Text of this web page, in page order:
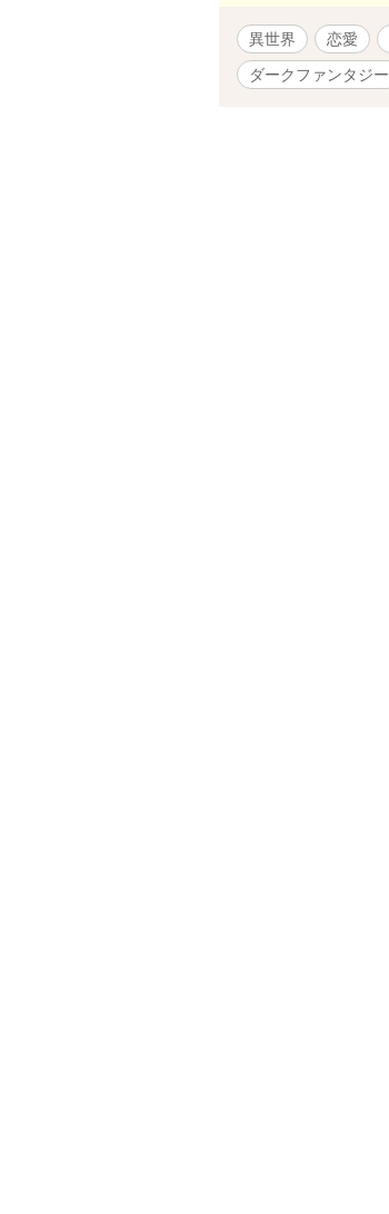
異世界 恋愛
ダークファンタジー